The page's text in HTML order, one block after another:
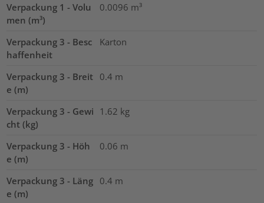
Verpackung 1 - Volu
men (m³)
0.0096 m³
Verpackung 3 - Besc
haffenheit
Karton
Verpackung 3 - Breit
e (m)
0.4 m
Verpackung 3 - Gewi
cht (kg)
1.62 kg
Verpackung 3 - Höh
e (m)
0.06 m
Verpackung 3 - Läng
e (m)
0.4 m